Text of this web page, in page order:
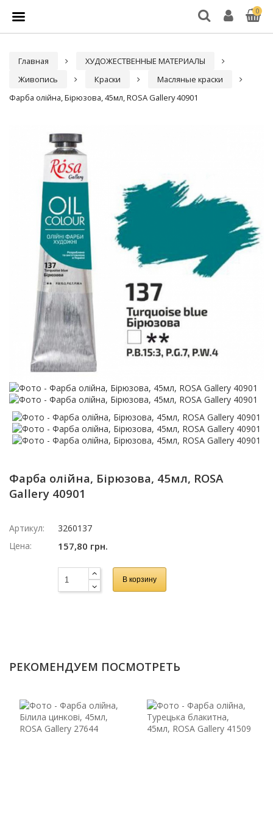
0
Главная
ХУДОЖЕСТВЕННЫЕ МАТЕРИАЛЫ
Живопись
Краски
Масляные краски
Фарба олійна, Бірюзова, 45мл, ROSA Gallery 40901
Фарба олійна, Бірюзова, 45мл, ROSA
Gallery 40901
Артикул:
3260137
Цена:
157,80 грн.
В корзину
РЕКОМЕНДУЕМ ПОСМОТРЕТЬ